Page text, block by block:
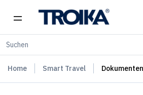
Home Smart Travel